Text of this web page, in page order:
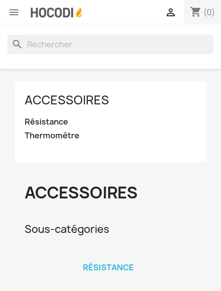
 shopping_cart (0)

search
ACCESSOIRES
Résistance
Thermomètre
ACCESSOIRES
Sous-catégories
RÉSISTANCE